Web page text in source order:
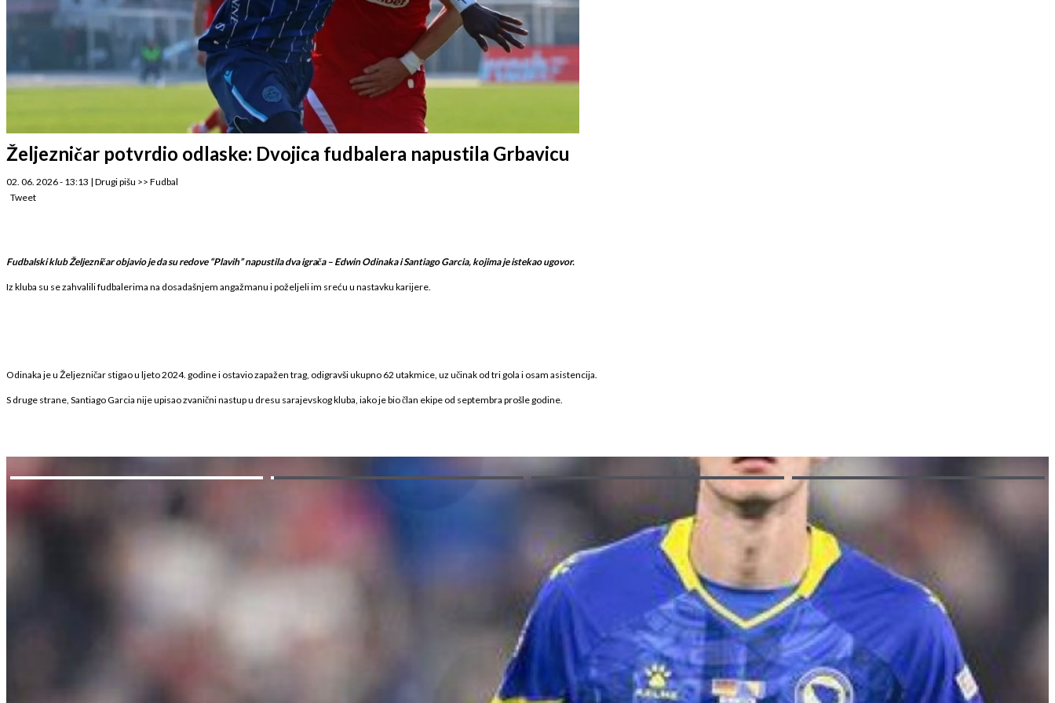
Željezničar potvrdio odlaske: Dvojica fudbalera napustila Grbavicu
02. 06. 2026 - 13:13 | Drugi pišu >> Fudbal
Tweet
Fudbalski klub Željezničar objavio je da su redove “Plavih” napustila dva igrača – Edwin Odinaka i Santiago Garcia, kojima je istekao ugovor.
Iz kluba su se zahvalili fudbalerima na dosadašnjem angažmanu i poželjeli im sreću u nastavku karijere.
Odinaka je u Željezničar stigao u ljeto 2024. godine i ostavio zapažen trag, odigravši ukupno 62 utakmice, uz učinak od tri gola i osam asistencija.
S druge strane, Santiago Garcia nije upisao zvanični nastup u dresu sarajevskog kluba, iako je bio član ekipe od septembra prošle godine.